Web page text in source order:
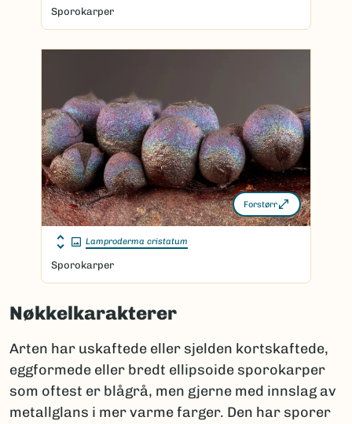
Sporokarper
Forstørr
Lamproderma cristatum
Sporokarper
Nøkkelkarakterer
Arten har uskaftede eller sjelden kortskaftede,
eggformede eller bredt ellipsoide sporokarper
som oftest er blågrå, men gjerne med innslag av
metallglans i mer varme farger. Den har sporer